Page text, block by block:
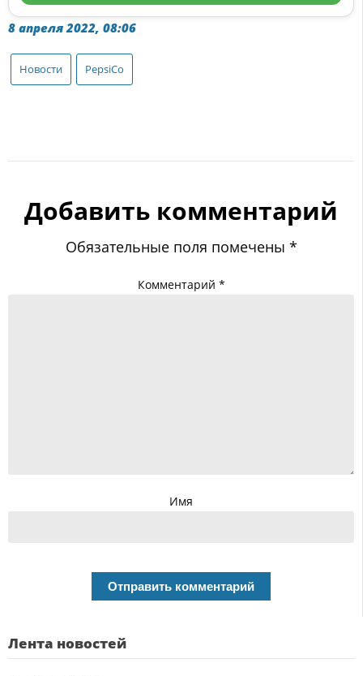
8 апреля 2022, 08:06
Новости PepsiCo
Добавить комментарий
Обязательные поля помечены *
Комментарий *
Имя
Лента новостей